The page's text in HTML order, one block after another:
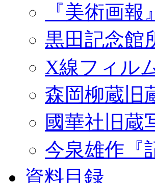
『美術画
黒田記念館
X線フィル
森岡柳蔵旧
國華社旧蔵
今泉雄作『
資料目録